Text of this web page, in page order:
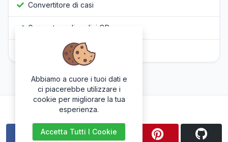
Convertitore di casi
Generatore di codici QR
Offuscatore Javascript
Abbiamo a cuore i tuoi dati e
ci piacerebbe utilizzare i
cookie per migliorare la tua
esperienza.
Accetta Tutti I Cookie